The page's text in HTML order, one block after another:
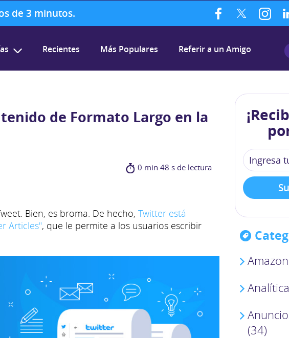
de 3 minutos.
Recientes Más Populares Referir a un Amigo
de Formato Largo en la
0 min 48 s de lectura
Bien, es broma. De hecho, Twitter está
Articles", que le permite a los usuarios escribir
(34)